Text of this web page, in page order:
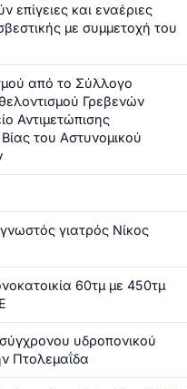
επίγειες και εναέριες
με συμμετοχή του
από το Σύλλογο
Γρεβενών
Αντιμετώπισης
του Αστυνομικού
γιατρός Νίκος
60τμ με 450τμ
υδροπονικού
Πτολεμαΐδα